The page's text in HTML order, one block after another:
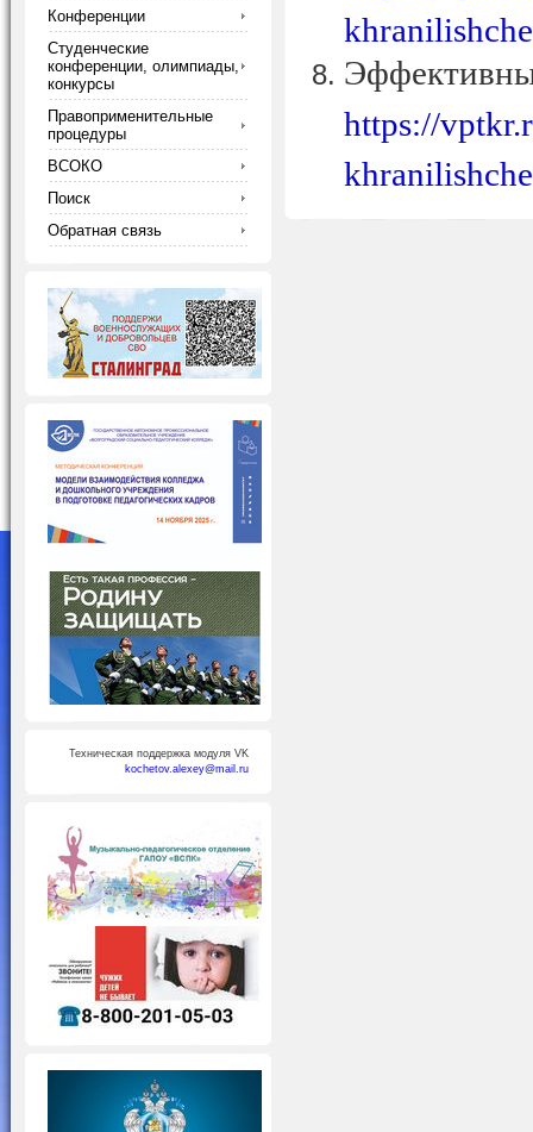
https://
Конференции
Студенческие
конференции, олимпиады,
конкурсы
Правоприменительные
процедуры
ВСОКО
Поиск
Обратная связь
Техническая поддержка модуля VK
kochetov.alexey@mail.ru